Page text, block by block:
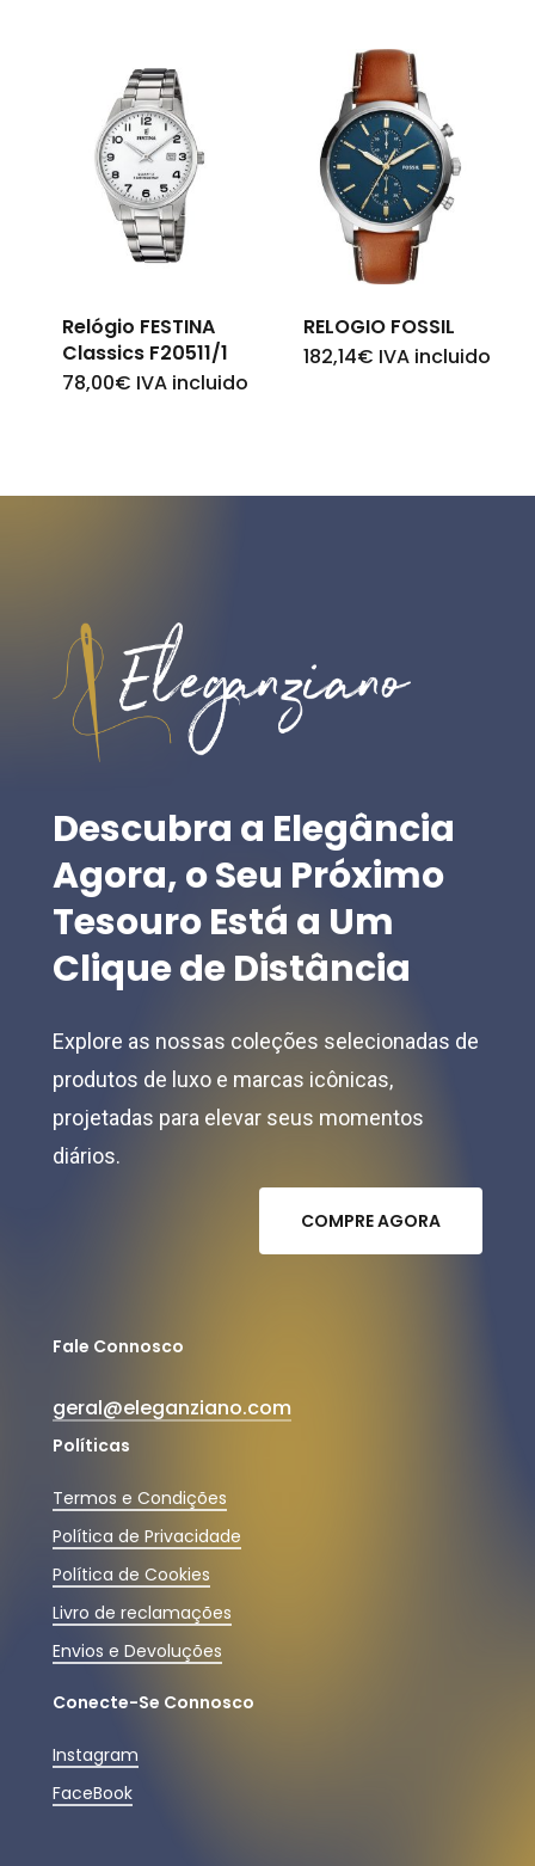
Relógio FESTINA
Classics F20511/1
78,00€ IVA incluido
RELOGIO FOSSIL
182,14€ IVA incluido
Descubra a Elegância
Agora,oSeu Próximo
TesouroEstá a Um
CliquedeDistância
Explore as nossas coleções selecionadas de
produtos de luxo e marcas icônicas,
projetadas para elevar seus momentos
diários.
COMPREAGORA
Fale Connosco
geral@eleganziano.com
Políticas
Termos e Condições
Política de Privacidade
Política de Cookies
Livro de reclamações
Envios e Devoluções
Conecte-Se Connosco
Instagram
FaceBook